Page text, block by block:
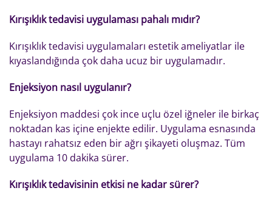
Kırışıklık tedavisi uygulaması pahalı mıdır?
Kırışıklık tedavisi uygulamaları estetik ameliyatlar ile
kıyaslandığında çok daha ucuz bir uygulamadır.
Enjeksiyon nasıl uygulanır?
Enjeksiyon maddesi çok ince uçlu özel iğneler ile birkaç
noktadan kas içine enjekte edilir. Uygulama esnasında
hastayı rahatsız eden bir ağrı şikayeti oluşmaz. Tüm
uygulama 10 dakika sürer.
Kırışıklık tedavisinin etkisi ne kadar sürer?